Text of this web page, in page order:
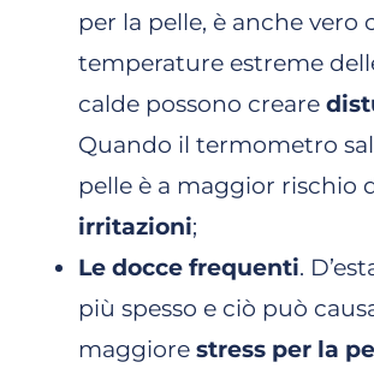
per la pelle, è anche vero
temperature estreme
calde possono creare
Quando il termometro
pelle è a maggior rischio
irritazioni;
Le docce frequenti.
più spesso e ciò può
maggiore stress per la